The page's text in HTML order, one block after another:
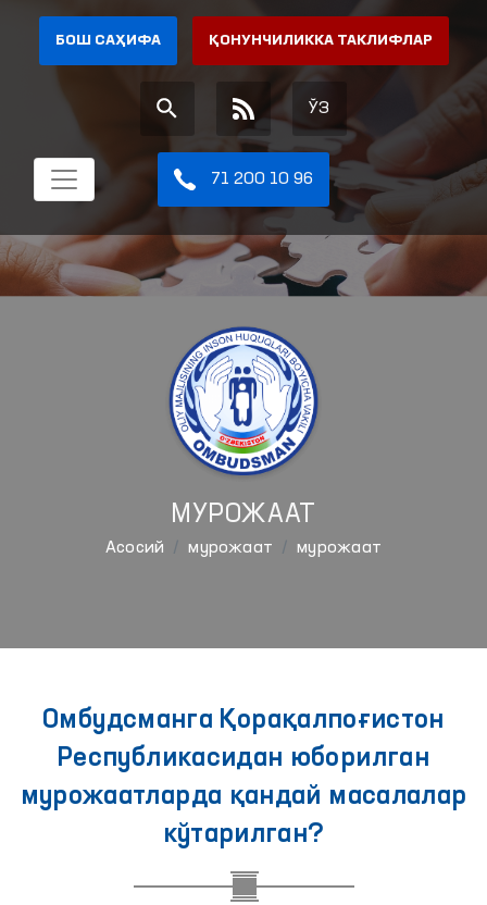
БОШ САҲИФА ҚОНУНЧИЛИККА ТАКЛИФЛАР
ЎЗ
71 200 10 96
МУРОЖААТ
Aсосий мурожаат мурожаат
Омбудсманга Қорақалпоғистон
Республикасидан юборилган
мурожаатларда қандай масалалар
кўтарилган?